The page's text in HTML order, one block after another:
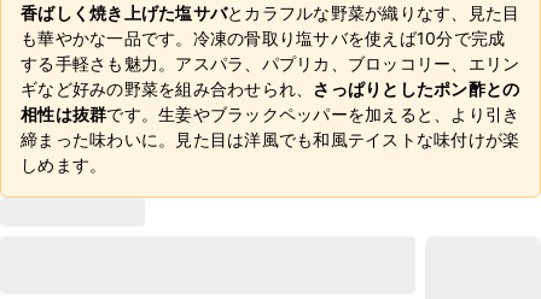
香ばしく焼き上げた塩サバとカラフルな野菜が織りなす、見た目
も華やかな一品です。冷凍の骨取り塩サバを使えば10分で完成
する手軽さも魅力。アスパラ、パプリカ、ブロッコリー、エリン
ギなど好みの野菜を組み合わせられ、 さっぱりとしたポン酢との
相性は抜群です。生姜やブラックペッパーを加えると、より引き
締まった味わいに。見た目は洋風でも和風テイストな味付けが楽
しめます。